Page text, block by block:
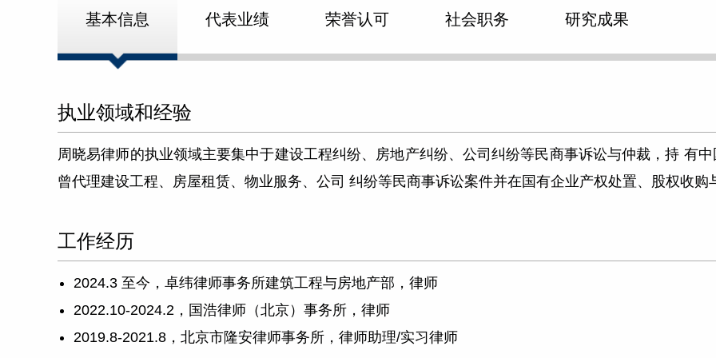
基本信息 代表业绩 荣誉认可 社会职务 研究成果
执业领域和经验
周晓易律师的执业领域主要集中于建设工程纠纷、房地产纠纷、公司纠纷等民商事诉讼与仲裁，持 有
曾代理建设工程、房屋租赁、物业服务、公司 纠纷等民商事诉讼案件并在国有企业产权处置、股权收购
工作经历
2024.3 至今，卓纬律师事务所建筑工程与房地产部，律师
2022.10-2024.2，国浩律师（北京）事务所，律师
2019.8-2021.8，北京市隆安律师事务所，律师助理/实习律师